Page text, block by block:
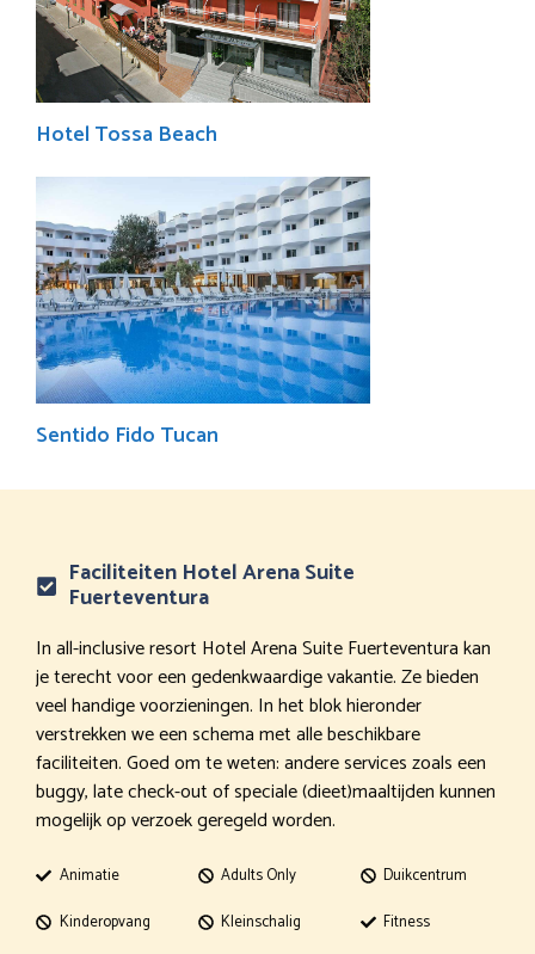
Hotel Tossa Beach
Sentido Fido Tucan
Faciliteiten Hotel Arena Suite
Fuerteventura
In all-inclusive resort Hotel Arena Suite Fuerteventura kan
je terecht voor een gedenkwaardige vakantie. Ze bieden
veel handige voorzieningen. In het blok hieronder
verstrekken we een schema met alle beschikbare
faciliteiten. Goed om te weten: andere services zoals een
buggy, late check-out of speciale (dieet)maaltijden kunnen
mogelijk op verzoek geregeld worden.
Animatie
Kinderopvang
Adults Only
Kleinschalig
Duikcentrum
Fitness